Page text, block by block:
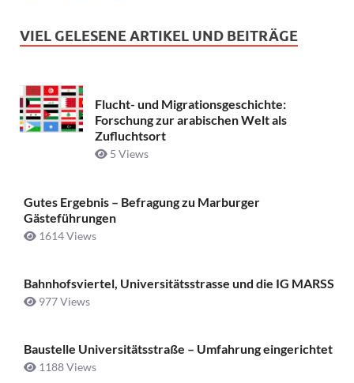
VIEL GELESENE ARTIKEL UND BEITRÄGE
Flucht- und Migrationsgeschichte:
Forschung zur arabischen Welt als
Zufluchtsort
5 Views
Gutes Ergebnis – Befragung zu Marburger
Gästeführungen
1614 Views
Bahnhofsviertel, Universitätsstrasse und die IG MARSS
977 Views
Baustelle Universitätsstraße ­– Umfahrung eingerichtet
1188 Views